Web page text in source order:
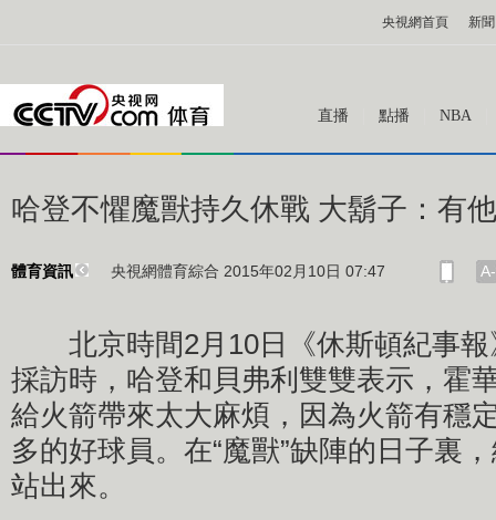
央視網首頁 新聞
直播 點播 NBA
哈登不懼魔獸持久休戰 大鬍子：有
體育資訊 央視網體育綜合 2015年02月10日 07:47 A-
北京時間2月10日《休斯頓紀事報
採訪時，哈登和貝弗利雙雙表示，霍
給火箭帶來太大麻煩，因為火箭有穩
多的好球員。在“魔獸”缺陣的日子裏
站出來。